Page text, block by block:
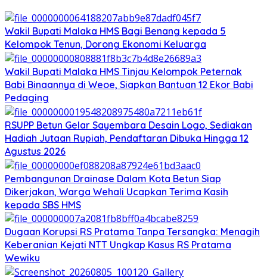
Wakil Bupati Malaka HMS Bagi Benang kepada 5
Kelompok Tenun, Dorong Ekonomi Keluarga
Wakil Bupati Malaka HMS Tinjau Kelompok Peternak
Babi Binaannya di Weoe, Siapkan Bantuan 12 Ekor Babi
Pedaging
RSUPP Betun Gelar Sayembara Desain Logo, Sediakan
Hadiah Jutaan Rupiah, Pendaftaran Dibuka Hingga 12
Agustus 2026
Pembangunan Drainase Dalam Kota Betun Siap
Dikerjakan, Warga Wehali Ucapkan Terima Kasih
kepada SBS HMS
Dugaan Korupsi RS Pratama Tanpa Tersangka: Menagih
Keberanian Kejati NTT Ungkap Kasus RS Pratama
Wewiku